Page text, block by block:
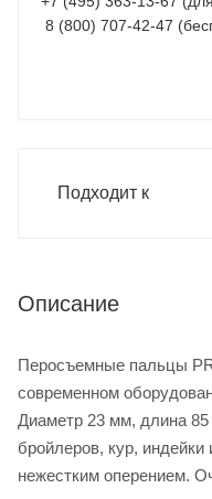
8 (800) 707-42-47
Подходит к
Описание
Перосъемные пальцы
современном
Диаметр 23 мм, длина
бройлеров, кур, индейки
нежестким оперением.